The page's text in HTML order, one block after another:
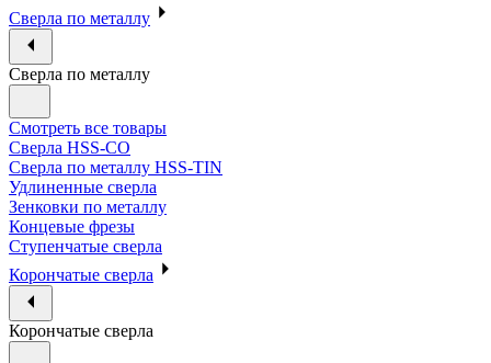
Сверла по металлу
Сверла по металлу
Смотреть все товары
Сверла HSS-CO
Сверла по металлу HSS-TIN
Удлиненные сверла
Зенковки по металлу
Концевые фрезы
Ступенчатые сверла
Корончатые сверла
Корончатые сверла